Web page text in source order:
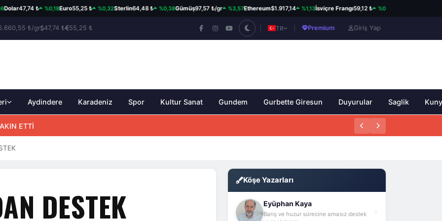
47,74 ₺ %0,18Euro55,25 ₺ %0,32Sterlin64,48 ₺ %0,38Gümüş97,57 ₺/gr %3,57Ethereum$1.917,14 %1,13İsviçre Frangı59,12 ₺ %0,82Kanada Doları
₺/gr 47,74 ₺ 55,25 ₺ TR Premium Giriş Yap
Aydindere Karadeniz Spor Kultur Sanat Gundem Gurbette Giresun Duyurular Saglik
ETTİ
ŞİİR YARIŞMASI
DESTEK
Köşe Yazarları
Eyüphan Kaya
Barış ve huzur sürecine amasız destek